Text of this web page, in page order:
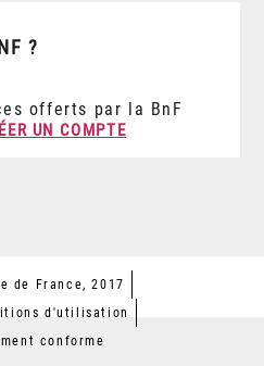
?
offerts par la BnF
UN COMPTE
de France, 2017
d'utilisation
conforme